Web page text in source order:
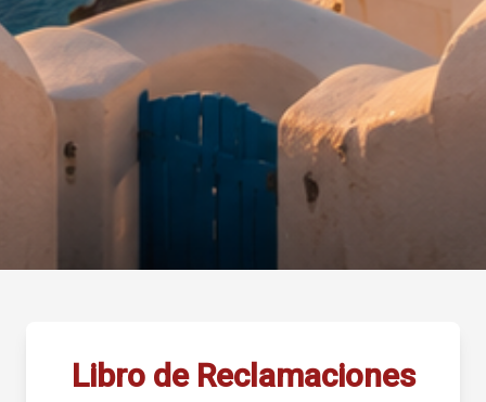
Libro de Reclamaciones